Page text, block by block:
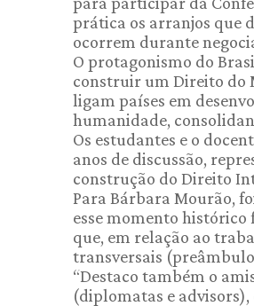
prática os arranjos que
ocorrem durante
O protagonismo do
construir um Direito do
ligam países em
humanidade,
Os estudantes e o
anos de discussão,
construção do Direito
Para Bárbara Mourão,
esse momento histórico
que, em relação ao
transversais
“Destaco também o
(diplomatas e advisors),